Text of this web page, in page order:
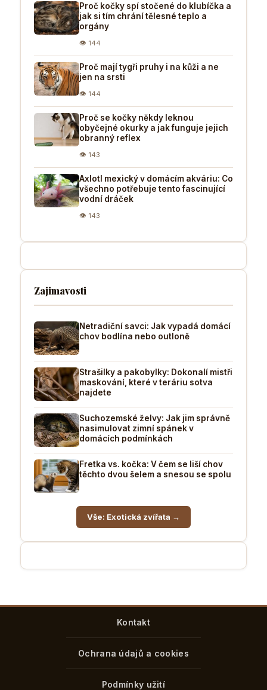
Proč kočky spí stočené do klubíčka a
jak si tím chrání tělesné teplo a
orgány
👁 144
Proč mají tygři pruhy i na kůži a ne
jen na srsti
👁 144
Proč se kočky někdy leknou
obyčejné okurky a jak funguje jejich
obranný reflex
👁 143
Axlotl mexický v domácím akváriu: Co
všechno potřebuje tento fascinující
vodní dráček
👁 143
Zajimavosti
Netradiční savci: Jak vypadá domácí
chov bodlína nebo outloně
Strašilky a pakobylky: Dokonalí mistři
maskování, které v teráriu sotva
najdete
Suchozemské želvy: Jak jim správně
nasimulovat zimní spánek v
domácích podmínkách
Fretka vs. kočka: V čem se liší chov
těchto dvou šelem a snesou se spolu
Vše: Exotická zvířata →
Kontakt
Ochrana údajů a cookies
Podmínky užití